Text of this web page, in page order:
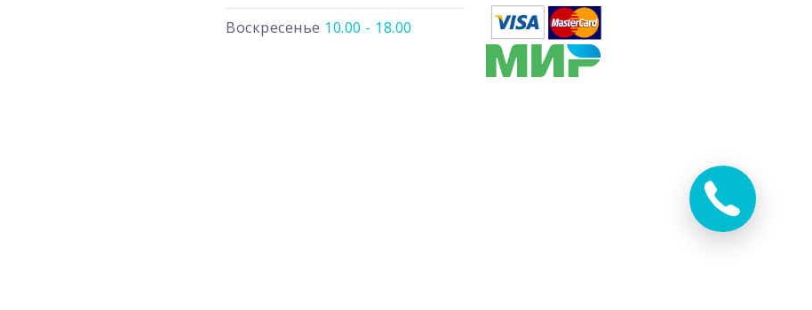
Воскресенье 10.00 - 18.00